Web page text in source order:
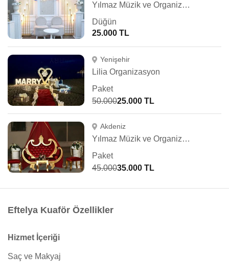
Yılmaz Müzik ve Organizasyon
Düğün
25.000 TL
Yenişehir
Lilia Organizasyon
Paket
50.00025.000 TL
Akdeniz
Yılmaz Müzik ve Organizasyon
Paket
45.00035.000 TL
Eftelya Kuaför Özellikler
Hizmet İçeriği
Saç ve Makyaj